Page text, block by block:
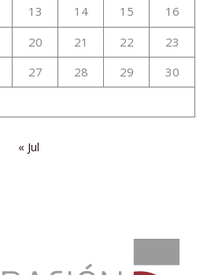
13 14 15
16
20 21 22
23
27 28 29
30
« Jul